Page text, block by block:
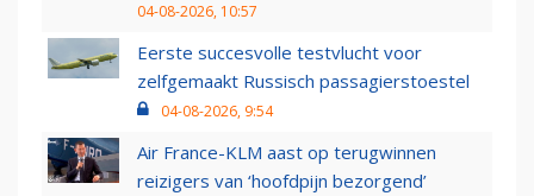
04-08-2026, 10:57
Eerste succesvolle testvlucht voor
zelfgemaakt Russisch passagierstoestel
04-08-2026, 9:54
Air France-KLM aast op terugwinnen
reizigers van ‘hoofdpijn bezorgend’